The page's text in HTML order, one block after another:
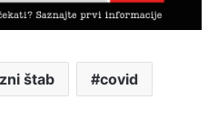
štab covid